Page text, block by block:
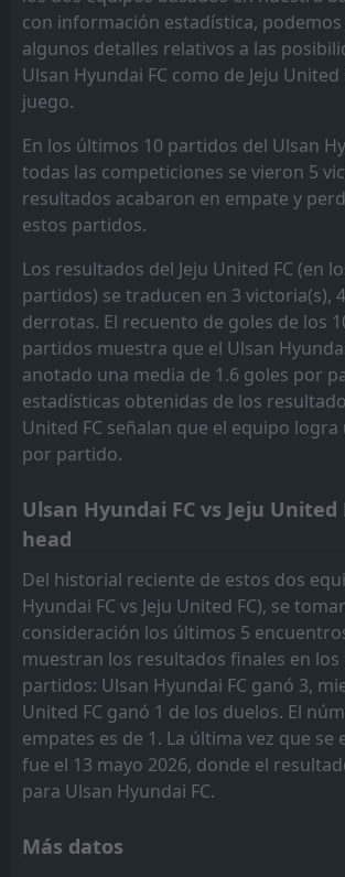
con información estadística,
algunos detalles relativos a las
Ulsan Hyundai FC como de Jeju United
juego.
En los últimos 10 partidos del Ulsan
todas las competiciones se vieron 5
resultados acabaron en empate y
estos partidos.
Los resultados del Jeju United FC (en
partidos) se traducen en 3 victoria(s),
derrotas. El recuento de goles de los
partidos muestra que el Ulsan
anotado una media de 1.6 goles por
estadísticas obtenidas de los
United FC señalan que el equipo logra
por partido.
Ulsan Hyundai FC vs Jeju United
head
Del historial reciente de estos dos
Hyundai FC vs Jeju United FC), se
consideración los últimos 5
muestran los resultados finales en
partidos: Ulsan Hyundai FC ganó 3,
United FC ganó 1 de los duelos. El
empates es de 1. La última vez que
fue el 13 mayo 2026, donde el
para Ulsan Hyundai FC.
Más datos